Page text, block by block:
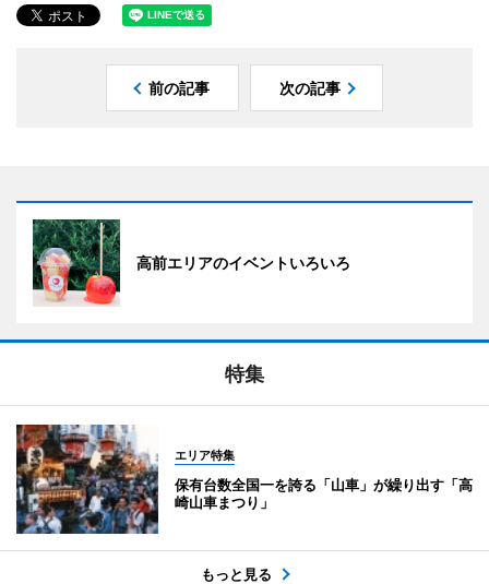
前の記事 次の記事
高前エリアのイベントいろいろ
特集
エリア特集
保有台数全国一を誇る「山車」が繰り出す「高
崎山車まつり」
もっと見る